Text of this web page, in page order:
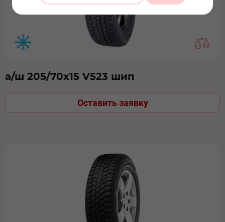
а/ш 205/70х15 V523 шип
Оставить заявку